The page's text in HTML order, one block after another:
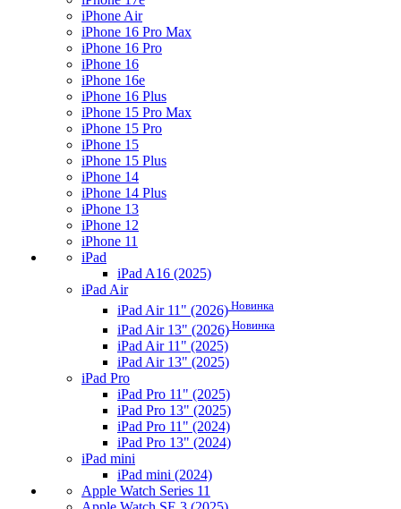
iPhone Air
iPhone 16 Pro Max
iPhone 16 Pro
iPhone 16
iPhone 16e
iPhone 16 Plus
iPhone 15 Pro Max
iPhone 15 Pro
iPhone 15
iPhone 15 Plus
iPhone 14
iPhone 14 Plus
iPhone 13
iPhone 12
iPhone 11
iPad
iPad A16 (2025)
iPad Air
iPad Air 11" (2026) Новинка
iPad Air 13" (2026) Новинка
iPad Air 11" (2025)
iPad Air 13" (2025)
iPad Pro
iPad Pro 11" (2025)
iPad Pro 13" (2025)
iPad Pro 11" (2024)
iPad Pro 13" (2024)
iPad mini
iPad mini (2024)
Apple Watch Series 11